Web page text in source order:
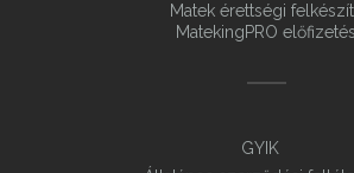
Matek érettségi
MatekingPRO előfizetés
GYIK